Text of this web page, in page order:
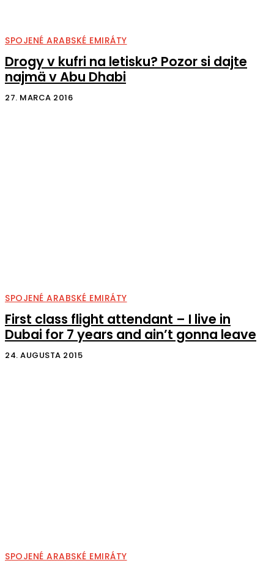
SPOJENÉ ARABSKÉ EMIRÁTY
Drogy v kufri na letisku? Pozor si dajte
najmä v Abu Dhabi
27. MARCA 2016
SPOJENÉ ARABSKÉ EMIRÁTY
First class flight attendant – I live in
Dubai for 7 years and ain’t gonna leave
24. AUGUSTA 2015
SPOJENÉ ARABSKÉ EMIRÁTY